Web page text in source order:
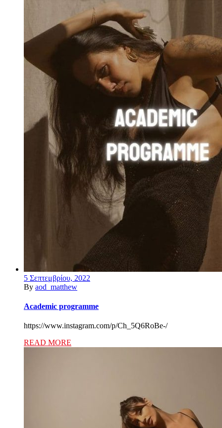
5 Σεπτεμβρίου, 2022
By aod_matthew
Academic programme
https://www.instagram.com/p/Ch_5Q6RoBe-/
READ MORE